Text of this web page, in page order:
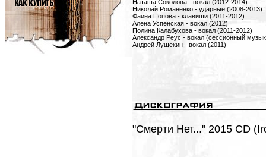
Наташа Соколова - вокал (2012-2014)
Николай Романенко - ударные (2008-2013)
Фаина Попова - клавиши (2011-2012)
Алена Успенская - вокал (2012)
Полина Калабухова - вокал (2011-2012)
Александр Реус - вокал (сессионный
Андрей Лущекин - вокал (2011)
"Смерти Нет..." 2015 CD